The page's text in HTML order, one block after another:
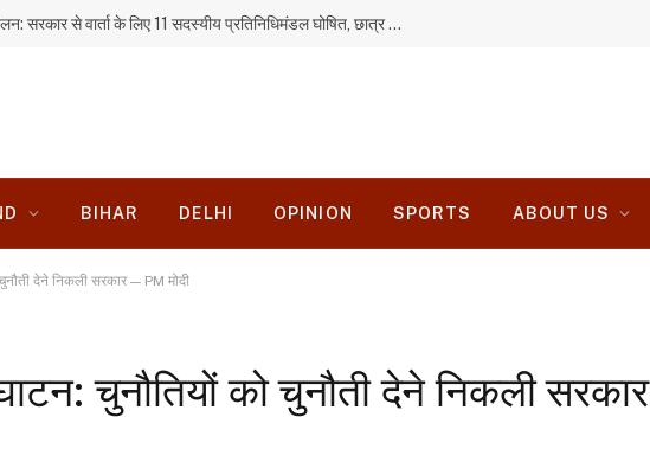
JPSC-JSSC आंदोलन: सरकार से वार्ता के लिए 11 सदस्यीय प्रतिनिधिमंडल घोषित, छात्र ही रखेंगे सभी मांगें
BIHAR DELHI OPINION SPORTS ABOUT US
देने निकली सरकार — PM मोदी
चुनौतियों को चुनौती देने निकली सरकार